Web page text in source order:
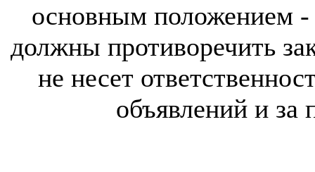
основным положением -
должны противоречить
не несет
объявлений и за